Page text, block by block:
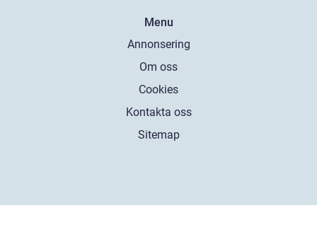
Menu
Annonsering
Om oss
Cookies
Kontakta oss
Sitemap